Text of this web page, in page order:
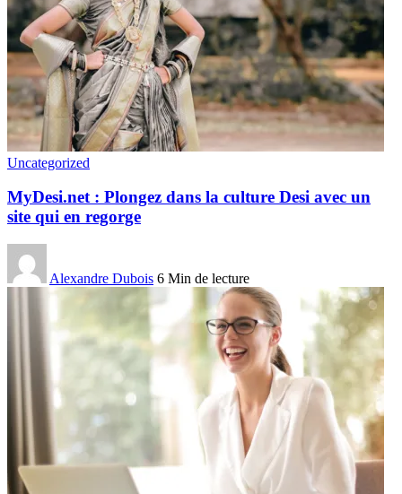
Uncategorized
MyDesi.net : Plongez dans la culture Desi avec un
site qui en regorge
Alexandre Dubois 6 Min de lecture